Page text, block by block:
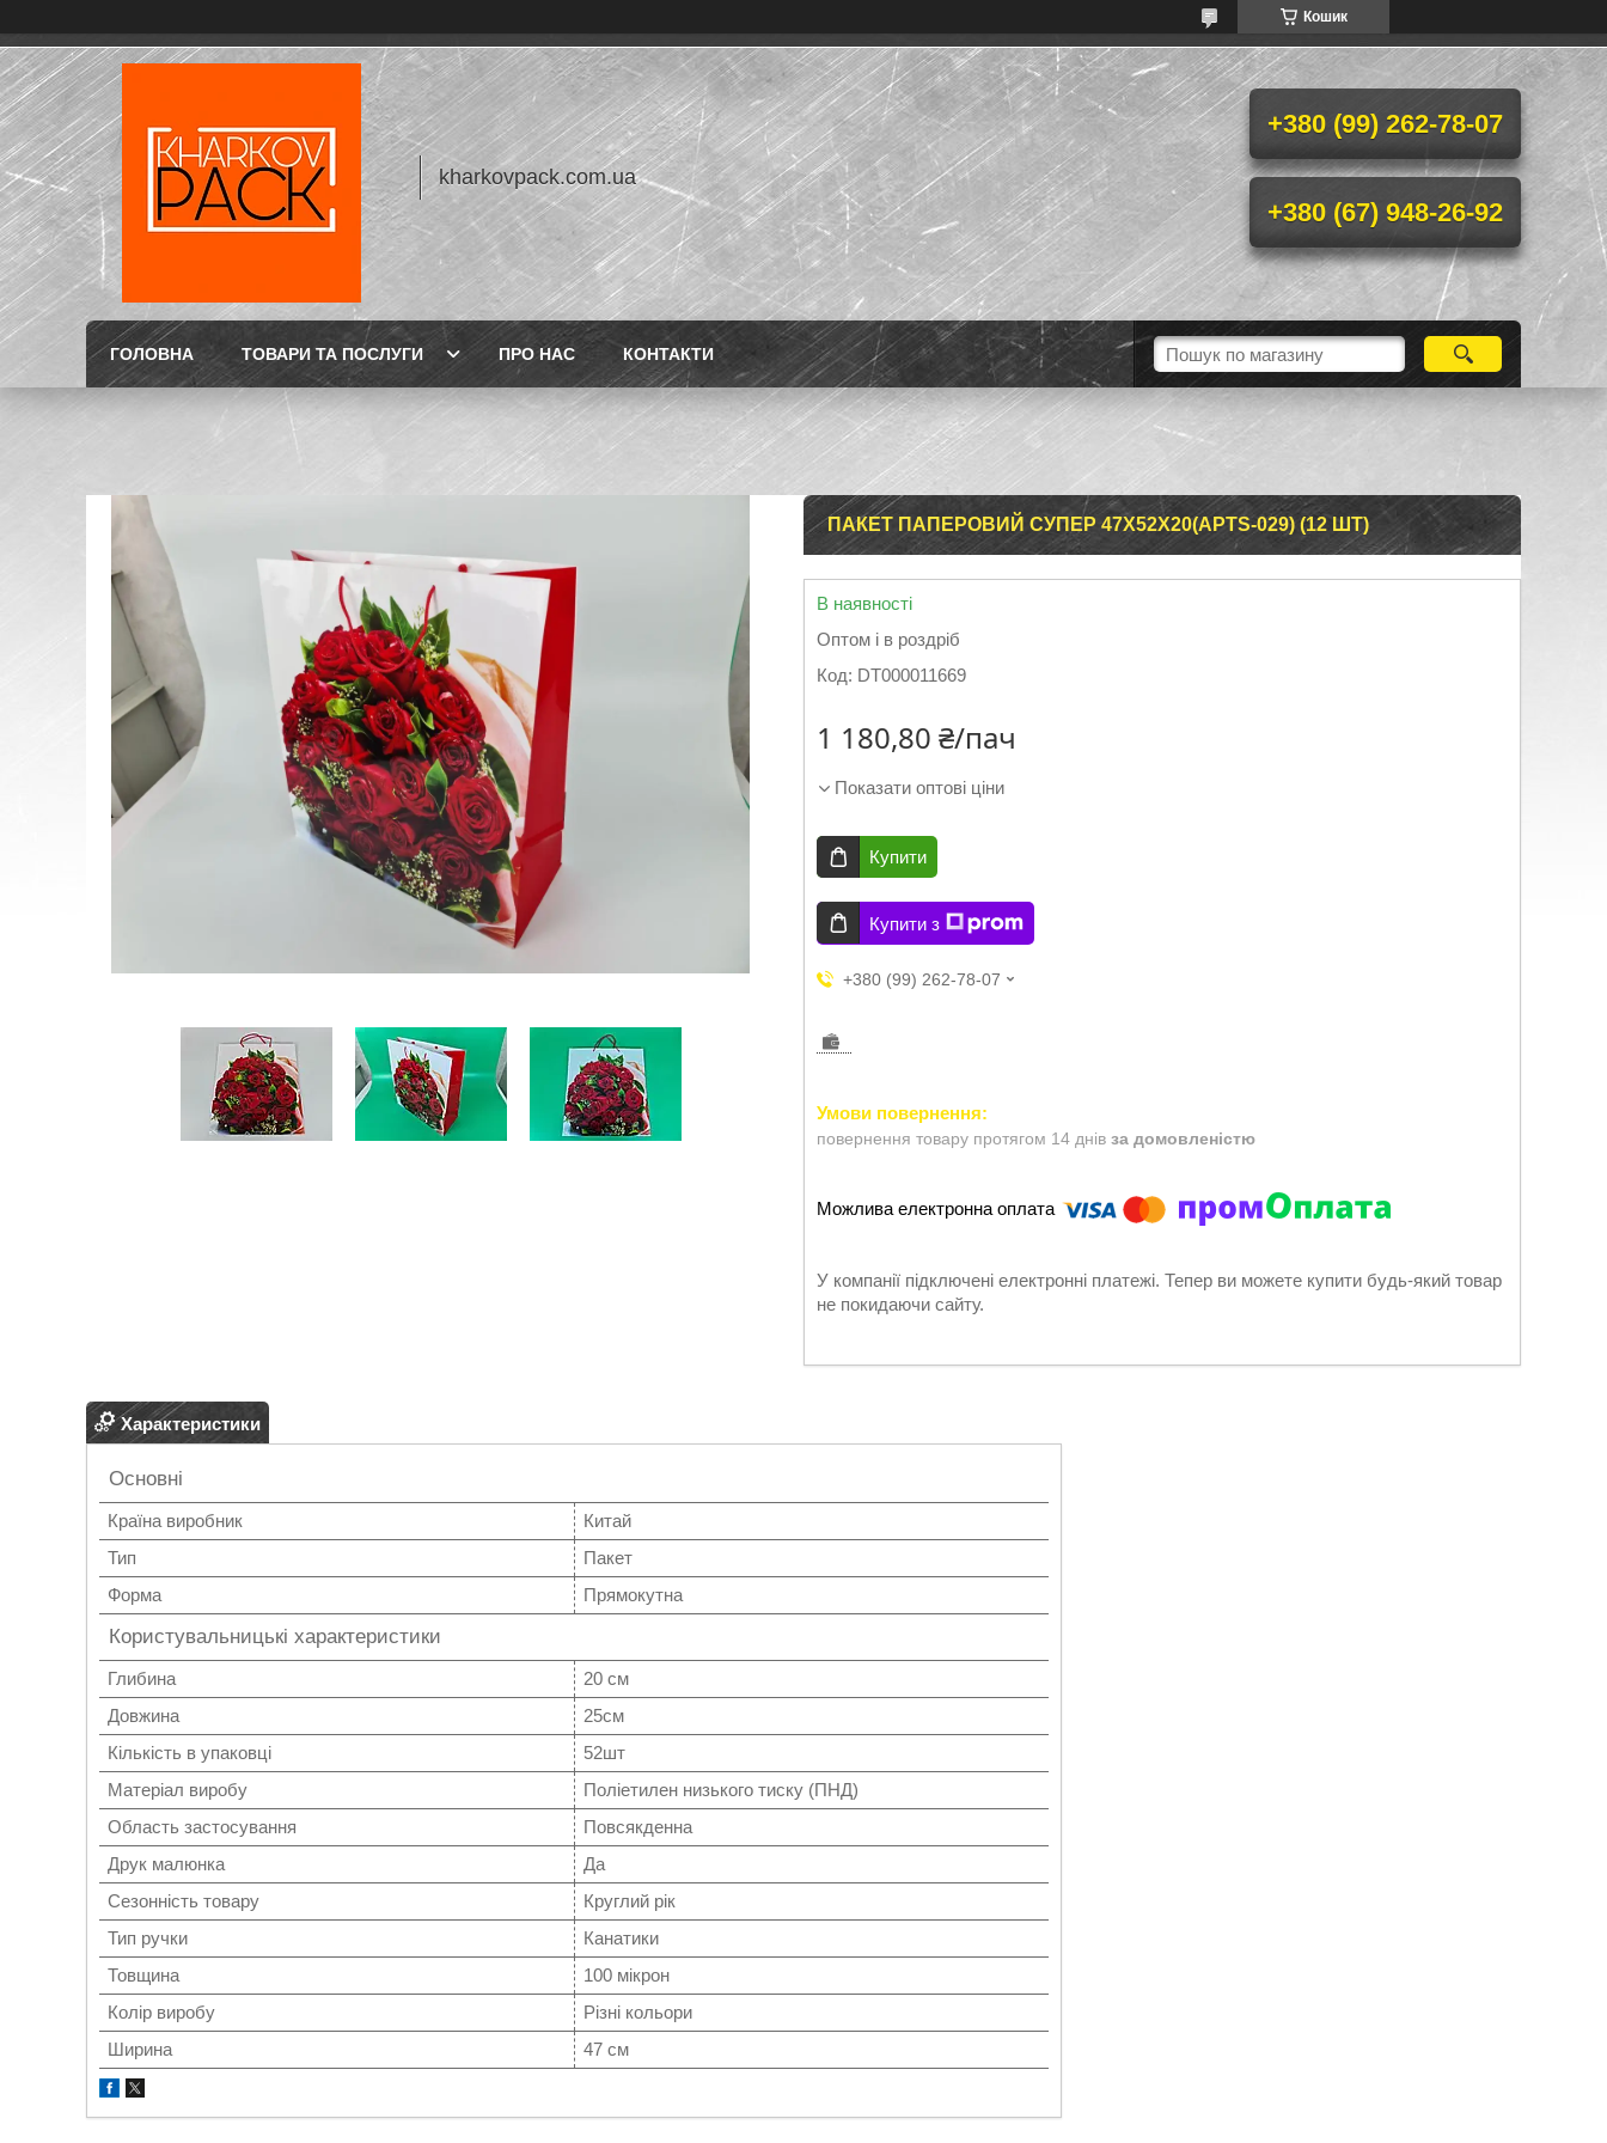
Кошик
kharkovpack.com.ua
+380 (99) 262-78-07
+380 (67) 948-26-92
ГОЛОВНА ТОВАРИ ТА ПОСЛУГИ ПРО НАС КОНТАКТИ
ПАКЕТ ПАПЕРОВИЙ СУПЕР 47X52X20(АРТS-029) (12 ШТ)
В наявності
Оптом і в роздріб
Код: DT000011669
1 180,80 ₴/пач
Показати оптові ціни
Купити
Купити з
+380 (99) 262-78-07
повернення товару протягом 14 днів за домовленістю
У компанії підключені електронні платежі. Тепер ви можете купити будь-який товар
не покидаючи сайту.
Характеристики
Основні
Країна виробник
Китай
Тип
Пакет
Форма
Прямокутна
Користувальницькі характеристики
Глибина
20 см
Довжина
25см
Кількість в упаковці
52шт
Матеріал виробу
Поліетилен низького тиску (ПНД)
Область застосування
Повсякденна
Друк малюнка
Да
Сезонність товару
Круглий рік
Тип ручки
Канатики
Товщина
100 мікрон
Колір виробу
Різні кольори
Ширина
47 см